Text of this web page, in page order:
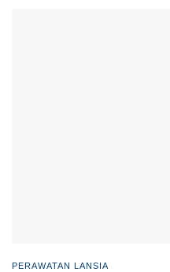
PERAWATAN LANSIA